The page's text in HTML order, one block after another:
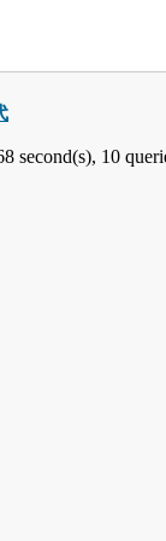
second(s), 10